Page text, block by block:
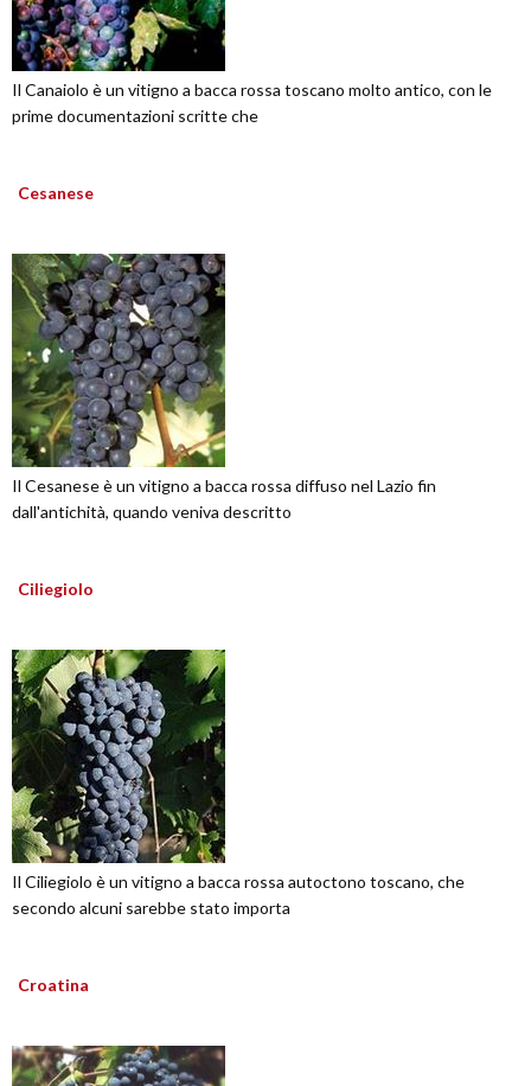
Il Canaiolo è un vitigno a bacca rossa toscano molto antico, con le
prime documentazioni scritte che
Cesanese
Il Cesanese è un vitigno a bacca rossa diffuso nel Lazio fin
dall'antichità, quando veniva descritto
Ciliegiolo
Il Ciliegiolo è un vitigno a bacca rossa autoctono toscano, che
secondo alcuni sarebbe stato importa
Croatina